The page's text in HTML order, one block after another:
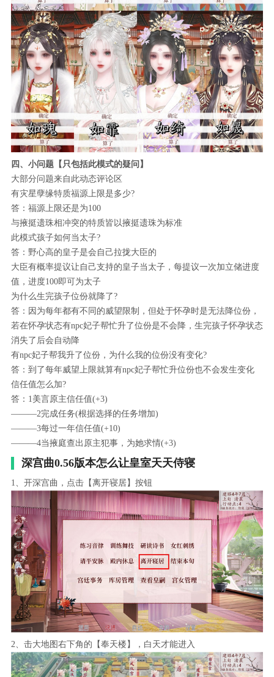
四、小问题【只包括此模式的疑问】
大部分问题来自此动态评论区
有灾星孽缘特质福源上限是多少?
答：福源上限还是为100
与掖挺遗珠相冲突的特质皆以掖挺遗珠为标准
此模式孩子如何当太子?
答：野心高的皇子是会自己拉拢大臣的
大臣有概率提议让自己支持的皇子当太子，每提议一次加立储进度
值，进度100即可为太子
为什么生完孩子位份就降了?
答：因为每年都有不同的威望限制，但处于怀孕时是无法降位份，
若在怀孕状态有npc妃子帮忙升了位份是不会降，生完孩子怀孕状态
消失了后会自动降
有npc妃子帮我升了位份，为什么我的位份没有变化?
答：到了每年威望上限就算有npc妃子帮忙升位份也不会发生变化
信任值怎么加?
答：1美言原主信任值(+3)
———2完成任务(根据选择的任务增加)
———3每过一年信任值(+10)
———4当掖庭查出原主犯事，为她求情(+3)
深宫曲0.56版本怎么让皇室天天侍寝
1、开深宫曲，点击【离开寝居】按钮
2、击大地图右下角的【奉天楼】，白天才能进入